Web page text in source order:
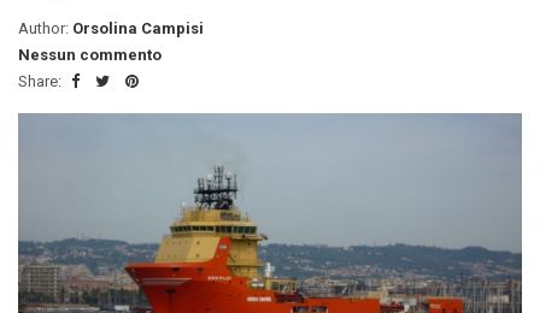
Author: Orsolina Campisi
Nessun commento
Share: